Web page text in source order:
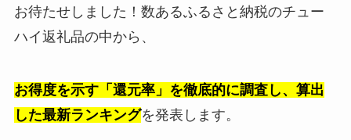
お待たせしました！数あるふるさと納税のチュー
ハイ返礼品の中から、
お得度を示す「還元率」を徹底的に調査し、算出
した最新ランキングを発表します。